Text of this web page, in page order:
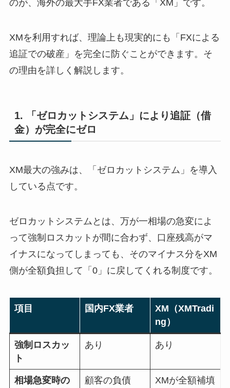
のが、海外の最大手FX業者である「XM」です。
XMを利用すれば、理論上も現実的にも「FXによる
追証での破産」を完全に防ぐことができます。そ
の理由を詳しく解説します。
1. 「ゼロカットシステム」により追証（借
金）が完全にゼロ
XM最大の強みは、「ゼロカットシステム」を導入
している点です。
ゼロカットシステムとは、万が一相場の急変によ
って強制ロスカットが間に合わず、口座残高がマ
イナスになってしまっても、そのマイナス分をXM
側が全額負担して「0」に戻してくれる制度です。
項目 国内FX業者
XM（XMTradi
ng）
強制ロスカッ
ト
あり あり
相場急変時の
顧客の負債
XMが全額補填